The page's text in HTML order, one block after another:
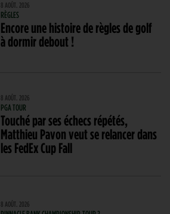
8 AOÛT. 2026
RÈGLES
Encore une histoire de règles de golf
à dormir debout !
8 AOÛT. 2026
PGA TOUR
Touché par ses échecs répétés,
Matthieu Pavon veut se relancer dans
les FedEx Cup Fall
8 AOÛT. 2026